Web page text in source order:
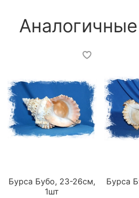
Бурса Бубо, 23-26см,
1шт
Бурса